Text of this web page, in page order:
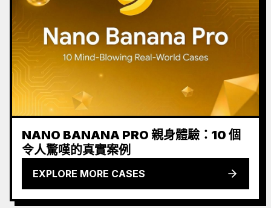
NANO BANANA PRO 親身體驗：10 個
令人驚嘆的真實案例
EXPLORE MORE CASES